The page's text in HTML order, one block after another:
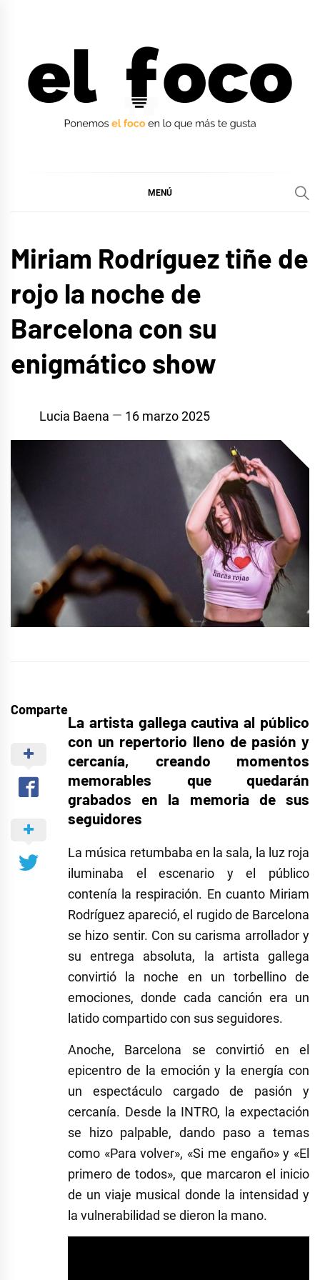
MENÚ
Miriam Rodríguez tiñe de
rojo la noche de
Barcelona con su
enigmático show
Lucia Baena 16 marzo 2025
Comparte
La artista gallega cautiva al público
con un repertorio lleno de pasión y
cercanía, creando momentos
memorables que quedarán
grabados en la memoria de sus
seguidores
La música retumbaba en la sala, la luz roja
iluminaba el escenario y el público
contenía la respiración. En cuanto Miriam
Rodríguez apareció, el rugido de Barcelona
se hizo sentir. Con su carisma arrollador y
su entrega absoluta, la artista gallega
convirtió la noche en un torbellino de
emociones, donde cada canción era un
latido compartido con sus seguidores.
Anoche, Barcelona se convirtió en el
epicentro de la emoción y la energía con
un espectáculo cargado de pasión y
cercanía. Desde la INTRO, la expectación
se hizo palpable, dando paso a temas
como «Para volver», «Si me engaño» y «El
primero de todos», que marcaron el inicio
de un viaje musical donde la intensidad y
la vulnerabilidad se dieron la mano.